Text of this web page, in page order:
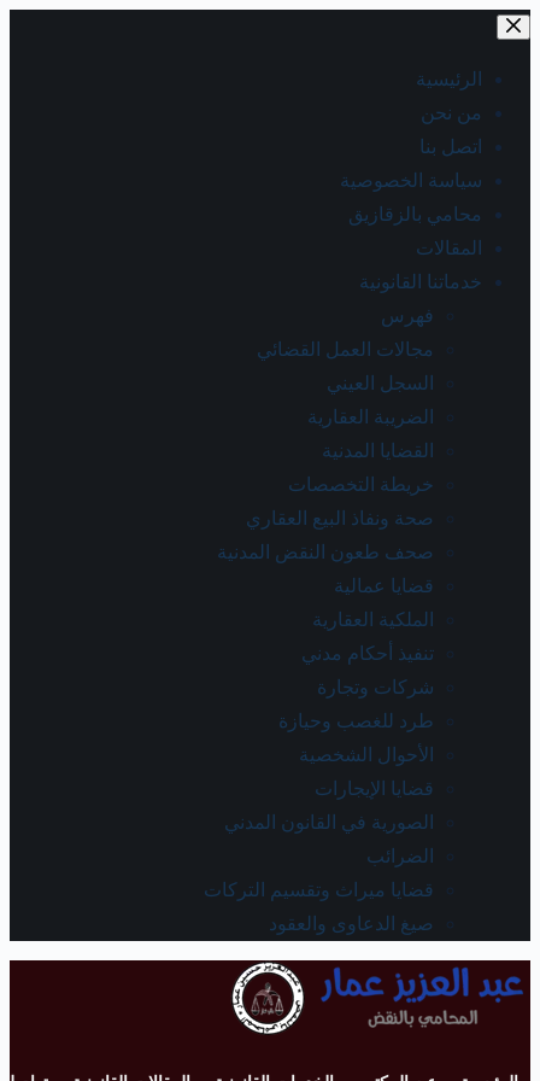
الرئيسية
من نحن
اتصل بنا
سياسة الخصوصية
محامي بالزقازيق
المقالات
خدماتنا القانونية
فهرس
مجالات العمل القضائي
السجل العيني
الضريبة العقارية
القضايا المدنية
خريطة التخصصات
صحة ونفاذ البيع العقاري
صحف طعون النقض المدنية
قضايا عمالية
الملكية العقارية
تنفيذ أحكام مدني
شركات وتجارة
طرد للغصب وحيازة
الأحوال الشخصية
قضايا الإيجارات
الصورية في القانون المدني
الضرائب
قضايا ميراث وتقسيم التركات
صيغ الدعاوى والعقود